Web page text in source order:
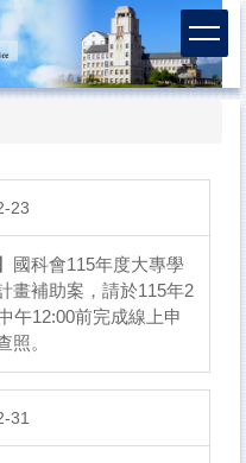
23
國科會115年度大專學
畫補助案，請於115年2
午12:00前完成線上申
照。
31